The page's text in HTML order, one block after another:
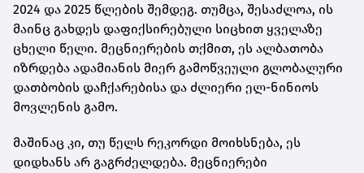
2024 და 2025 წლების შემდეგ. თუმცა, შესაძლოა, ის
მაინც გახდეს დაფიქსირებული სიცხით ყველაზე
ცხელი წელი. მეცნიერების თქმით, ეს ალბათობა
იზრდება ადამიანის მიერ გამოწვეული გლობალური
დათბობის დაჩქარებისა და ძლიერი ელ-ნინიოს
მოვლენის გამო.
მაშინაც კი, თუ წელს რეკორდი მოიხსნება, ეს
დიდხანს არ გაგრძელდება. მეცნიერები